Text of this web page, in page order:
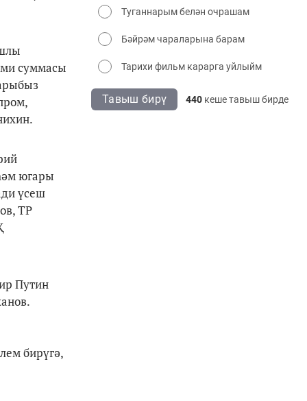
суммасы
югары
үсеш
ТР
Путин
бирүгә,
Туганнарым белән очрашам
Бәйрәм чараларына барам
Тарихи фильм карарга уйлыйм
Тавыш бирү 440 кеше тавыш бирде